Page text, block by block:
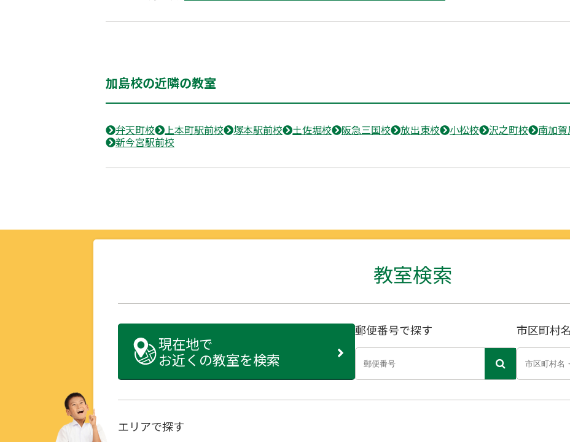
加島校の近隣の教室
弁天町校 上本町駅前校 塚本駅前校 土佐堀校 阪急三国校 放出東校 小松校 沢之町校 南加
新今宮駅前校
教室検索
現在地で
お近くの教室を検索
郵便番号で探す 市区町村
エリアで探す